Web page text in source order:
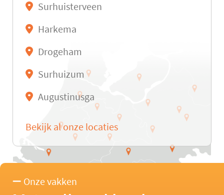
Surhuisterveen
Harkema
Drogeham
Surhuizum
Augustinusga
Bekijk al onze locaties
Onze vakken